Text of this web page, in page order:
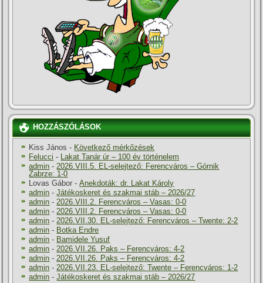
HOZZÁSZÓLÁSOK
Kiss János - Következő mérkőzések
Felucci - Lakat Tanár úr – 100 év történelem
admin -2026.VIII.5. EL-selejtező: Ferencváros – Górnik
Zabrze: 1-0
Lovas Gábor -Anekdoták: dr. Lakat Károly
admin -Játékoskeret és szakmai stáb – 2026/27
admin -2026.VIII.2. Ferencváros – Vasas: 0-0
admin -2026.VIII.2. Ferencváros – Vasas: 0-0
admin -2026.VII.30. EL-selejtező: Ferencváros – Twente: 2-2
admin - Botka Endre
admin - Bamidele Yusuf
admin -2026.VII.26. Paks – Ferencváros: 4-2
admin -2026.VII.26. Paks – Ferencváros: 4-2
admin -2026.VII.23. EL-selejtező: Twente – Ferencváros: 1-2
admin -Játékoskeret és szakmai stáb – 2026/27